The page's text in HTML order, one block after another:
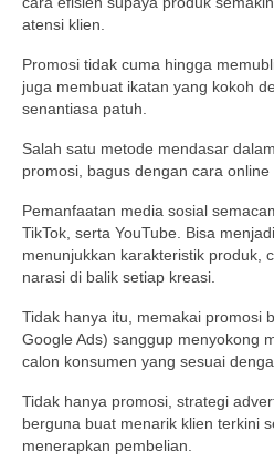
atensi klien.
Promosi tidak cuma hingga
juga membuat ikatan yang kokoh
senantiasa patuh.
Salah satu metode mendasar
promosi, bagus dengan cara
Pemanfaatan media sosial
TikTok, serta YouTube. Bisa
menunjukkan karakteristik produk,
narasi di balik setiap kreasi.
Tidak hanya itu, memakai promosi
Google Ads) sanggup menyokong
calon konsumen yang sesuai
Tidak hanya promosi, strategi
berguna buat menarik klien terkini
menerapkan pembelian.